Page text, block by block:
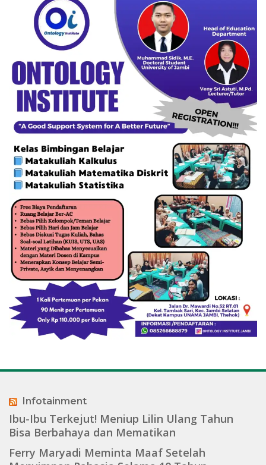
Infotainment
Ibu-Ibu Terkejut! Meniup Lilin Ulang Tahun
Bisa Berbahaya dan Mematikan
Ferry Maryadi Meminta Maaf Setelah